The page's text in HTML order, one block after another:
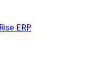
Rise ERP